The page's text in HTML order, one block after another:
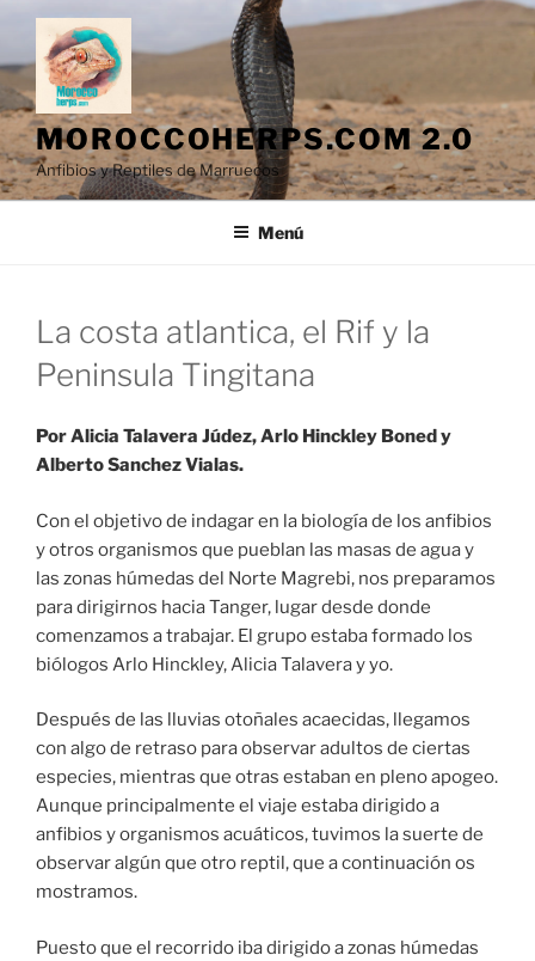
Saltar
contenido
MOROCCOHERPS.COM 2.0
Anfibios y Reptiles de Marruecos
Menú
La costa atlantica, el Rif y la
Peninsula Tingitana
Por Alicia Talavera Júdez, Arlo Hinckley Boned y
Alberto Sanchez Vialas.
Con el objetivo de indagar en la biología de los anfibios
y otros organismos que pueblan las masas de agua y
las zonas húmedas del Norte Magrebi, nos preparamos
para dirigirnos hacia Tanger, lugar desde donde
comenzamos a trabajar. El grupo estaba formado los
biólogos Arlo Hinckley, Alicia Talavera y yo.
Después de las lluvias otoñales acaecidas, llegamos
con algo de retraso para observar adultos de ciertas
especies, mientras que otras estaban en pleno apogeo.
Aunque principalmente el viaje estaba dirigido a
anfibios y organismos acuáticos, tuvimos la suerte de
observar algún que otro reptil, que a continuación os
mostramos.
Puesto que el recorrido iba dirigido a zonas húmedas